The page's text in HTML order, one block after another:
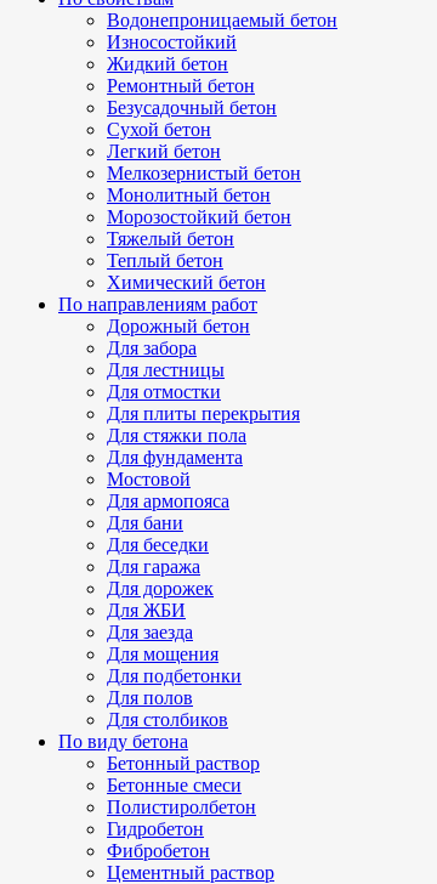
Водонепроницаемый бетон
Износостойкий
Жидкий бетон
Ремонтный бетон
Безусадочный бетон
Сухой бетон
Легкий бетон
Мелкозернистый бетон
Монолитный бетон
Морозостойкий бетон
Тяжелый бетон
Теплый бетон
Химический бетон
По направлениям работ
Дорожный бетон
Для забора
Для лестницы
Для отмостки
Для плиты перекрытия
Для стяжки пола
Для фундамента
Мостовой
Для армопояса
Для бани
Для беседки
Для гаража
Для дорожек
Для ЖБИ
Для заезда
Для мощения
Для подбетонки
Для полов
Для столбиков
По виду бетона
Бетонный раствор
Бетонные смеси
Полистиролбетон
Гидробетон
Фибробетон
Цементный раствор